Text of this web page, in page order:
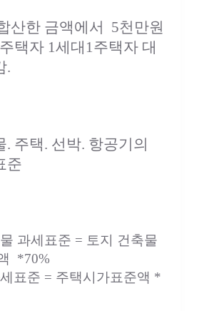
산한 금액에서 5천만원
택자 1세대1주택자 대
.
. 주택. 선박. 항공기의
준
과세표준 = 토지 건축물
*70%
표준 = 주택시가표준액 *